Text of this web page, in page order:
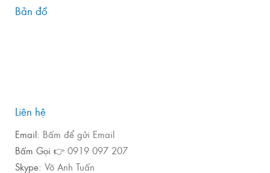
Bản đồ
Liên hệ
Email: Bấm để gửi Email
Bấm Gọi 👉 0919 097 207
Skype: Võ Anh Tuấn